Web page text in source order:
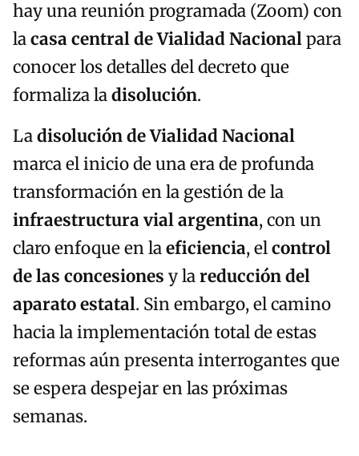
hay una reunión programada (Zoom) con
lacasa central de Vialidad Nacionalpara
conocer los detalles del decreto que
formaliza ladisolución.
Ladisolución de Vialidad Nacional
marca el inicio de una era de profunda
transformación en la gestión de la
infraestructura vial argentina, con un
claro enfoque en laeficiencia, elcontrol
de las concesiones y lareducción del
aparato estatal. Sin embargo, el camino
hacia la implementación total de estas
reformas aún presenta interrogantes que
se espera despejar en las próximas
semanas.